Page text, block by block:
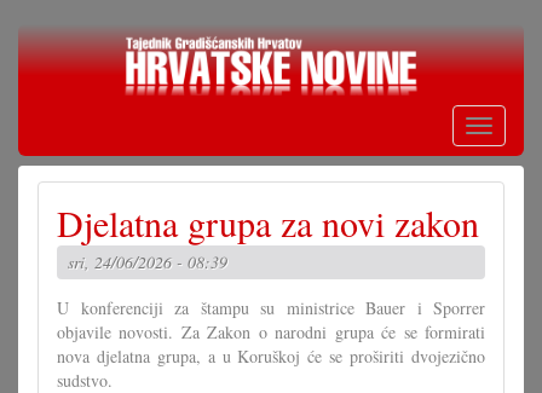
Skoči
Toggle
Djelatna grupa za novi zakon
sri, 24/06/2026 - 08:39
U konferenciji za štampu su ministrice Bauer i Sporrer
objavile novosti. Za Zakon o narodni grupa će se formirati
nova djelatna grupa, a u Koruškoj će se proširiti dvojezično
sudstvo.